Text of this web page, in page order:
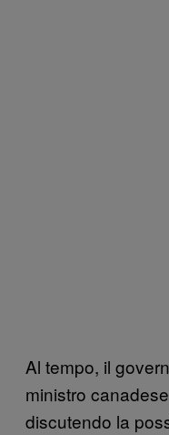
Al tempo, il
ministro
discutendo la